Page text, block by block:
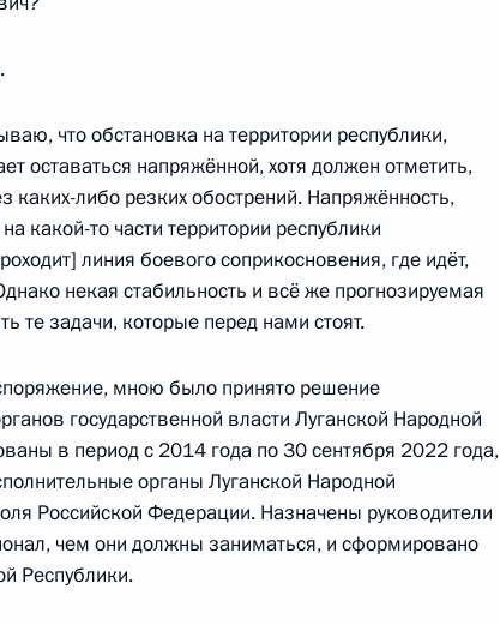
область, Солнечногорск
экономического развития
развития «ВЭБ.РФ»
что обстановка на территории республики,
оставаться напряжённой, хотя должен отметить,
каких-либо резких обострений. Напряжённость,
какой-то части территории республики
линия боевого соприкосновения, где идёт,
некая стабильность и всё же прогнозируемая
те задачи, которые перед нами стоят.
мною было принято решение
государственной власти Луганской Народной
в период с 2014 года по 30 сентября 2022 года,
органы Луганской Народной
Российской Федерации. Назначены руководители
чем они должны заниматься, и сформировано
Республики.